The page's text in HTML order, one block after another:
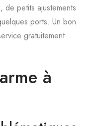
de petits ajustements
ports. Un bon
gratuitement
à